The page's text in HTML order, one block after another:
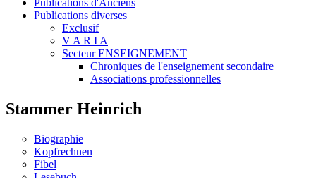
Publications d'Anciens
Publications diverses
Exclusif
V A R I A
Secteur ENSEIGNEMENT
Chroniques de l'enseignement secondaire
Associations professionnelles
Stammer Heinrich
Biographie
Kopfrechnen
Fibel